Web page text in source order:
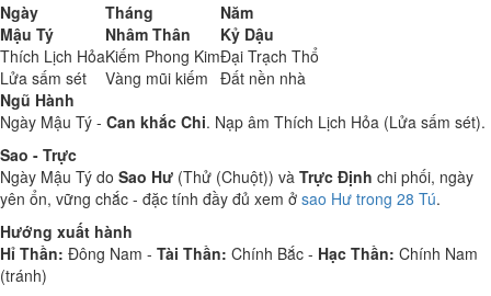
Ngày
Tháng
Năm
Mậu Tý
Nhâm Thân
Kỷ Dậu
Thích Lịch HỏaKiếm Phong KimĐại Trạch Thổ
Lửa sấm sét
Vàng mũi kiếm Đất nền nhà
Ngũ Hành
Ngày Mậu Tý - Can khắc Chi. Nạp âm Thích Lịch Hỏa (Lửa sấm sét).
Sao - Trực
Ngày Mậu Tý do Sao Hư (Thử (Chuột)) và Trực Định chi phối, ngày
yên ổn, vững chắc - đặc tính đầy đủ xem ở sao Hư trong 28 Tú.
Hướng xuất hành
Hỉ Thần: Đông Nam - Tài Thần: Chính Bắc - Hạc Thần: Chính Nam
(tránh)